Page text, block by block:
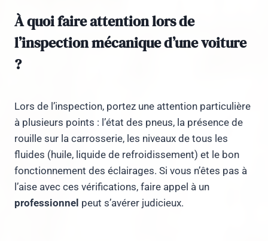
À quoi faire attention lors de
l’inspection mécanique d’une voiture
?
Lors de l’inspection, portez une attention particulière
à plusieurs points : l’état des pneus, la présence de
rouille sur la carrosserie, les niveaux de tous les
fluides (huile, liquide de refroidissement) et le bon
fonctionnement des éclairages. Si vous n’êtes pas à
l’aise avec ces vérifications, faire appel à un
professionnel peut s’avérer judicieux.